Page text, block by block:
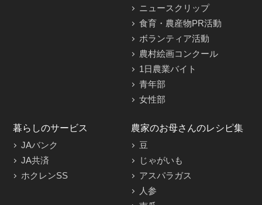
ニュースクリップ
食育・農産物PR活動
ボランティア活動
農村絵画コンクール
1日農業バイト
青年部
女性部
暮らしのサービス
JAバンク
JA共済
ホクレンSS
農家のお母さんのレシピ集
豆
じゃがいも
アスパラガス
人参